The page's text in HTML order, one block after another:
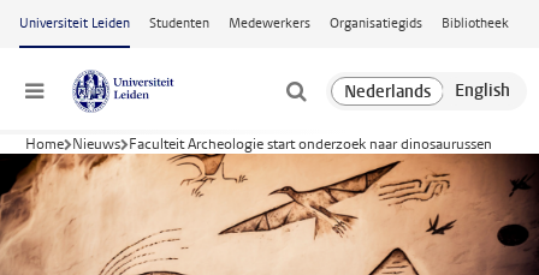
Ga naar hoofdinhoud
Universiteit Leiden Studenten Medewerkers Organisatiegids Bibliotheek
Menu
Home Nieuws Faculteit Archeologie start onderzoek naar dinosaurussen